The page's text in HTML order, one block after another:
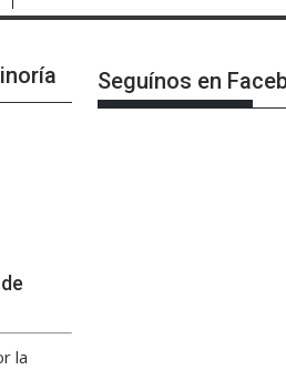
la
Seguínos en